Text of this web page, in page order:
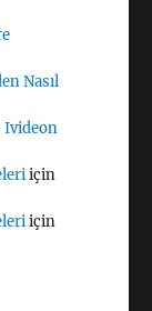
Nasıl
Ivideon
için
için